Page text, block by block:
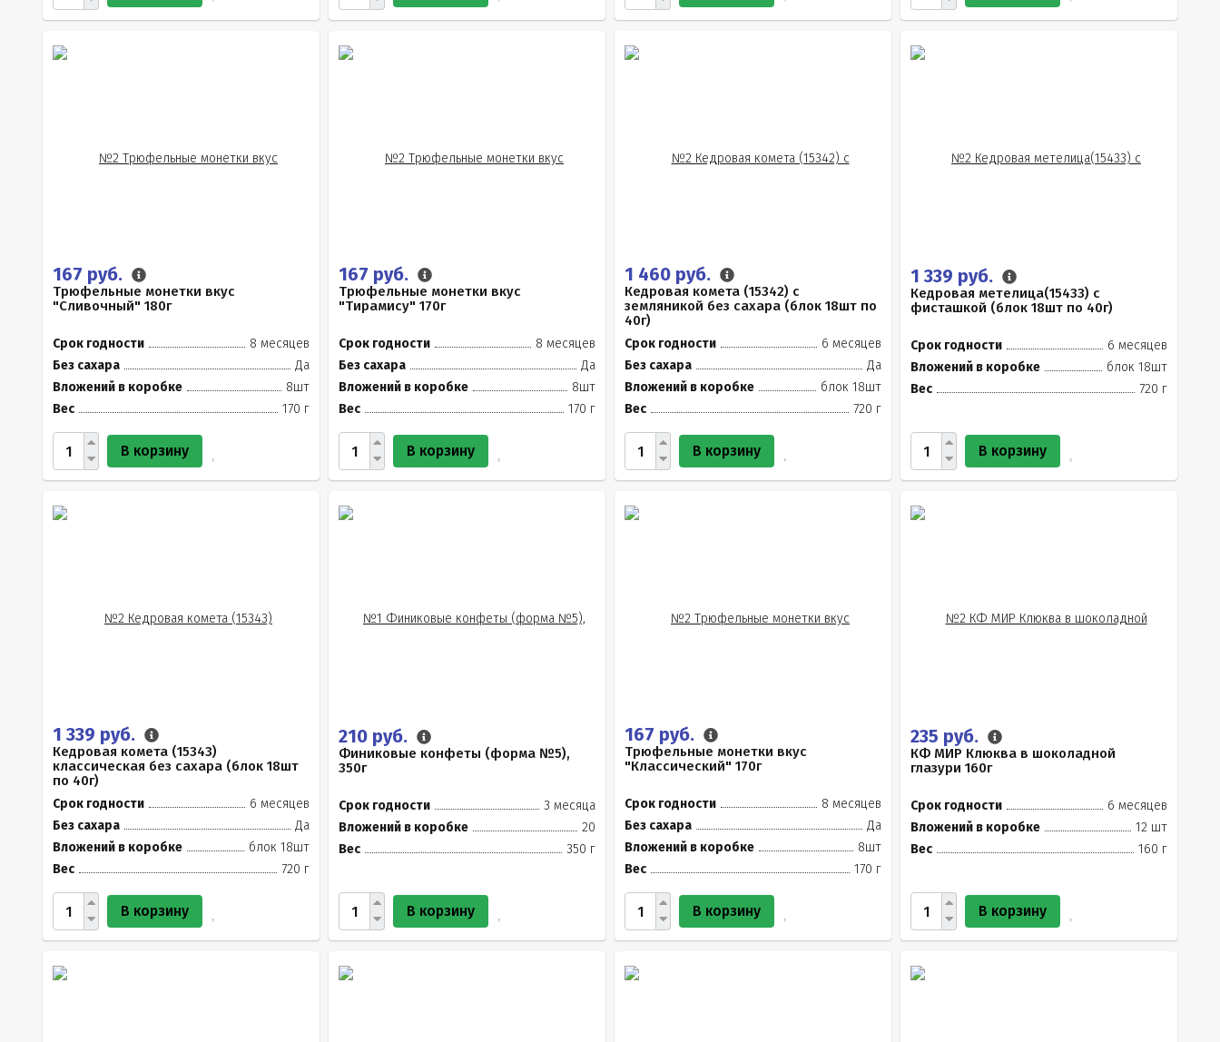
167 руб.
Трюфельные монетки вкус
"Сливочный" 180г
Срок годности
8 месяцев
Без сахара
Да
Вложений в коробке
8шт
Вес
170 г
В корзину
167 руб.
Трюфельные монетки вкус
"Тирамису" 170г
Срок годности
8 месяцев
Без сахара
Да
Вложений в коробке
8шт
Вес
170 г
В корзину
1 460 руб.
Кедровая комета (15342) с
земляникой без сахара (блок 18шт по
40г)
Срок годности
6 месяцев
Без сахара
Да
Вложений в коробке
блок 18шт
Вес
720 г
В корзину
1 339 руб.
Кедровая метелица(15433) с
фисташкой (блок 18шт по 40г)
Срок годности
6 месяцев
Вложений в коробке
блок 18шт
Вес
720 г
В корзину
1 339 руб.
Кедровая комета (15343)
классическая без сахара (блок 18шт
по 40г)
Срок годности
6 месяцев
Без сахара
Да
Вложений в коробке
блок 18шт
Вес
720 г
В корзину
210 руб.
Финиковые конфеты (форма №5),
350г
Срок годности
3 месяца
Вложений в коробке
20
Вес
350 г
В корзину
167 руб.
Трюфельные монетки вкус
"Классический" 170г
Срок годности
8 месяцев
Без сахара
Да
Вложений в коробке
8шт
Вес
170 г
В корзину
235 руб.
КФ МИР Клюква в шоколадной
глазури 160г
Срок годности
6 месяцев
Вложений в коробке
12 шт
Вес
160 г
В корзину